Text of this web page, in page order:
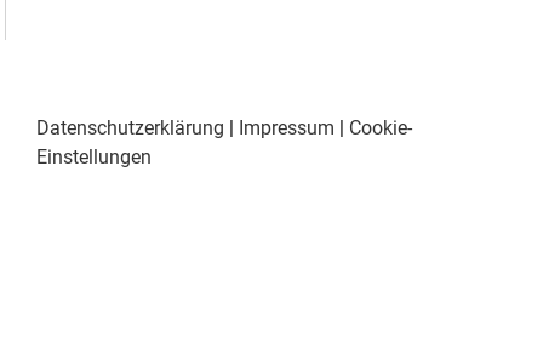
Datenschutzerklärung | Impressum | Cookie-
Einstellungen